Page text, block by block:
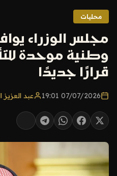
محليات
مجلس الوزراء
قرارًا جديدًا
07/07/2026 19:01 عبد العزيز